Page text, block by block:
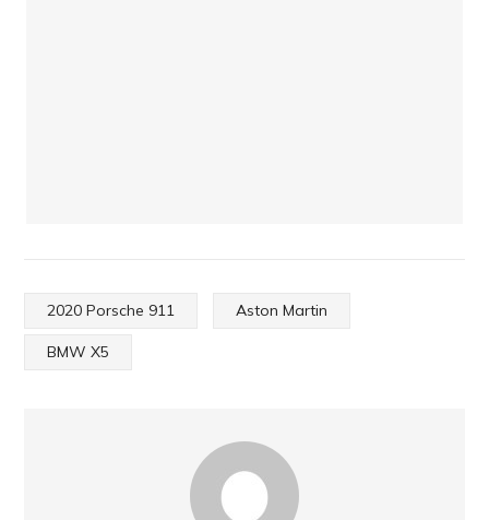
2020 Porsche 911 Aston Martin
BMW X5